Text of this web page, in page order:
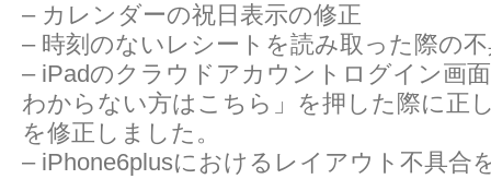
– カレンダーの祝日表示の修正
– 時刻のないレシートを読み取った際の
– iPadのクラウドアカウントログイン画
わからない方はこちら」を押した際に正
を修正しました。
– iPhone6plusにおけるレイアウト不具合